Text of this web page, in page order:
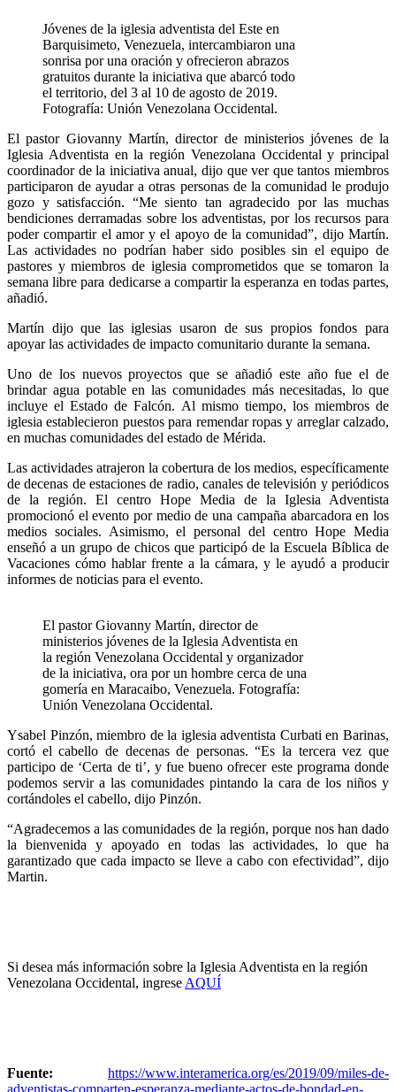
Jóvenes de la iglesia adventista del Este en
Barquisimeto, Venezuela, intercambiaron una
sonrisa por una oración y ofrecieron abrazos
gratuitos durante la iniciativa que abarcó todo
el territorio, del 3 al 10 de agosto de 2019.
Fotografía: Unión Venezolana Occidental.
El pastor Giovanny Martín, director de ministerios jóvenes de la
Iglesia Adventista en la región Venezolana Occidental y principal
coordinador de la iniciativa anual, dijo que ver que tantos miembros
participaron de ayudar a otras personas de la comunidad le produjo
gozo y satisfacción. “Me siento tan agradecido por las muchas
bendiciones derramadas sobre los adventistas, por los recursos para
poder compartir el amor y el apoyo de la comunidad”, dijo Martín.
Las actividades no podrían haber sido posibles sin el equipo de
pastores y miembros de iglesia comprometidos que se tomaron la
semana libre para dedicarse a compartir la esperanza en todas partes,
añadió.
Martín dijo que las iglesias usaron de sus propios fondos para
apoyar las actividades de impacto comunitario durante la semana.
Uno de los nuevos proyectos que se añadió este año fue el de
brindar agua potable en las comunidades más necesitadas, lo que
incluye el Estado de Falcón. Al mismo tiempo, los miembros de
iglesia establecieron puestos para remendar ropas y arreglar calzado,
en muchas comunidades del estado de Mérida.
Las actividades atrajeron la cobertura de los medios, específicamente
de decenas de estaciones de radio, canales de televisión y periódicos
de la región. El centro Hope Media de la Iglesia Adventista
promocionó el evento por medio de una campaña abarcadora en los
medios sociales. Asimismo, el personal del centro Hope Media
enseñó a un grupo de chicos que participó de la Escuela Bíblica de
Vacaciones cómo hablar frente a la cámara, y le ayudó a producir
informes de noticias para el evento.
El pastor Giovanny Martín, director de
ministerios jóvenes de la Iglesia Adventista en
la región Venezolana Occidental y organizador
de la iniciativa, ora por un hombre cerca de una
gomería en Maracaibo, Venezuela. Fotografía:
Unión Venezolana Occidental.
Ysabel Pinzón, miembro de la iglesia adventista Curbati en Barinas,
cortó el cabello de decenas de personas. “Es la tercera vez que
participo de ‘Certa de ti’, y fue bueno ofrecer este programa donde
podemos servir a las comunidades pintando la cara de los niños y
cortándoles el cabello, dijo Pinzón.
“Agradecemos a las comunidades de la región, porque nos han dado
la bienvenida y apoyado en todas las actividades, lo que ha
garantizado que cada impacto se lleve a cabo con efectividad”, dijo
Martin.
Si desea más información sobre la Iglesia Adventista en la región
Venezolana Occidental, ingreseAQUÍ
Fuente: https://www.interamerica.org/es/2019/09/miles-de-